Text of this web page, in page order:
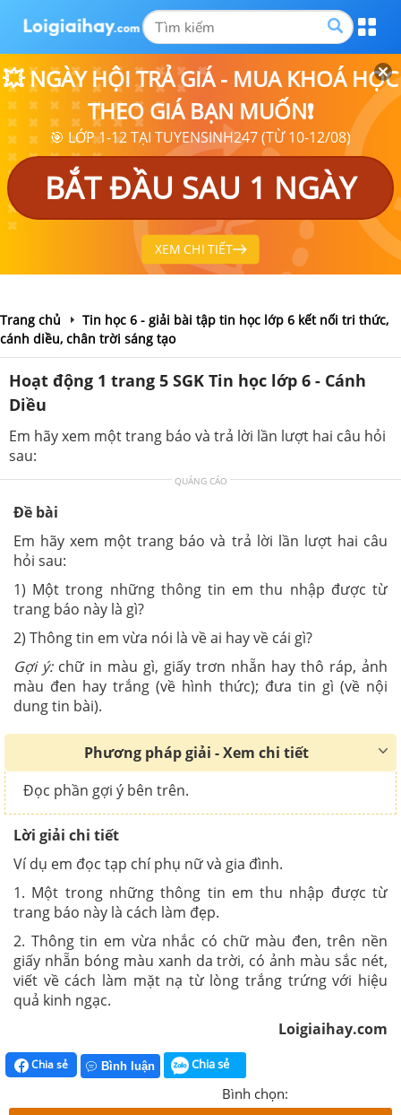
💥 NGÀY HỘI TRẢ GIÁ - MUA KHOÁ HỌC
THEO GIÁ BẠN MUỐN❗
🎯 LỚP 1-12 TẠI TUYENSINH247 (TỪ 10-12/08)
BẮT ĐẦU SAU 1 NGÀY
XEM CHI TIẾT
Trang chủ
Tin học 6 - giải bài tập tin học lớp 6 kết nối tri thức,
cánh diều, chân trời sáng tạo
Hoạt động 1 trang 5 SGK Tin học lớp 6 - Cánh
Diều
Em hãy xem một trang báo và trả lời lần lượt hai câu hỏi
sau:
QUẢNG CÁO
Đề bài
Em hãy xem một trang báo và trả lời lần lượt hai câu
hỏi sau:
1) Một trong những thông tin em thu nhập được từ
trang báo này là gì?
2) Thông tin em vừa nói là về ai hay về cái gì?
Gợi ý:chữ in màu gì, giấy trơn nhẵn hay thô ráp, ảnh
màu đen hay trắng (về hình thức); đưa tin gì (về nội
dung tin bài).
Phương pháp giải - Xem chi tiết
Đọc phần gợi ý bên trên.
Lời giải chi tiết
Ví dụ em đọc tạp chí phụ nữ và gia đình.
1. Một trong những thông tin em thu nhập được từ
trang báo này là cách làm đẹp.
2. Thông tin em vừa nhắc có chữ màu đen, trên nền
giấy nhẵn bóng màu xanh da trời, có ảnh màu sắc nét,
viết về cách làm mặt nạ từ lòng trắng trứng với hiệu
quả kinh ngạc.
Loigiaihay.com
Chia sẻ Bình luận Chia sẻ
Bình chọn: